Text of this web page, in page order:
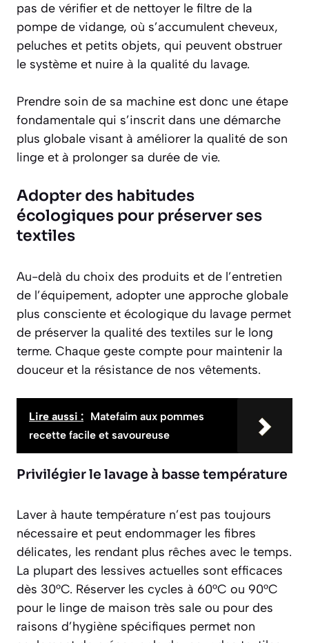
pas de vérifier et de nettoyer le filtre de la
pompe de vidange, où s’accumulent cheveux,
peluches et petits objets, qui peuvent obstruer
le système et nuire à la qualité du lavage.
Prendre soin de sa machine est donc une étape
fondamentale qui s’inscrit dans une démarche
plus globale visant à améliorer la qualité de son
linge et à prolonger sa durée de vie.
Adopter des habitudes
écologiques pour préserver ses
textiles
Au-delà du choix des produits et de l’entretien
de l’équipement, adopter une approche globale
plus consciente et écologique du lavage permet
de préserver la qualité des textiles sur le long
terme. Chaque geste compte pour maintenir la
douceur et la résistance de nos vêtements.
Lire aussi : Matefaim aux pommes
recette facile et savoureuse
Privilégier le lavage à basse température
Laver à haute température n’est pas toujours
nécessaire et peut endommager les fibres
délicates, les rendant plus rêches avec le temps.
La plupart des lessives actuelles sont efficaces
dès 30°C. Réserver les cycles à 60°C ou 90°C
pour le linge de maison très sale ou pour des
raisons d’hygiène spécifiques permet non